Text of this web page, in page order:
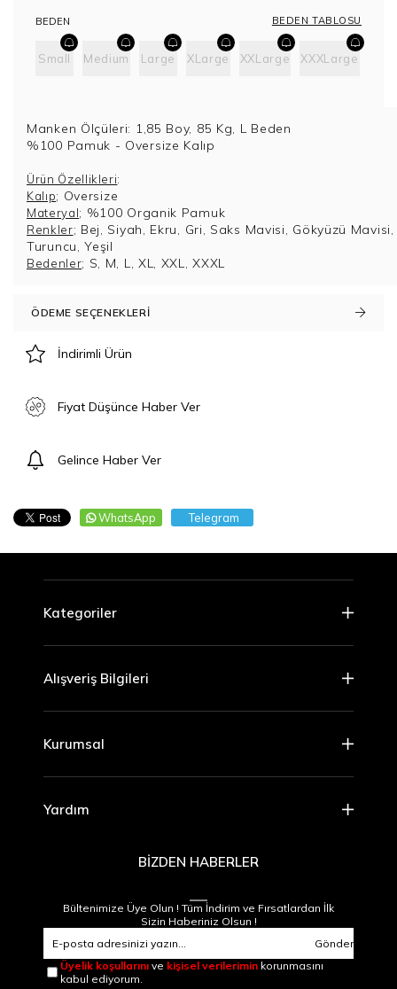
BEDEN BEDEN TABLOSU
Small Medium Large XLarge XXLarge XXXLarge
Manken Ölçüleri: 1,85 Boy, 85 Kg, L Beden
%100 Pamuk - Oversize Kalıp
Ürün Özellikleri:
Kalıp; Oversize
Materyal; %100 Organik Pamuk
Renkler; Bej, Siyah, Ekru, Gri, Saks Mavisi, Gökyüzü Mavisi,
Turuncu, Yeşil
Bedenler; S, M, L, XL, XXL, XXXL
ÖDEME SEÇENEKLERI
İndirimli Ürün
Fiyat Düşünce Haber Ver
Gelince Haber Ver
WhatsApp Telegram
Kategoriler
Alışveriş Bilgileri
Kurumsal
Yardım
BİZDEN HABERLER
Bültenimize Üye Olun ! Tüm İndirim ve Fırsatlardan İlk
Sizin Haberiniz Olsun !
Gönder
Üyelik koşullarını ve kişisel verilerimin korunmasını
kabul ediyorum.